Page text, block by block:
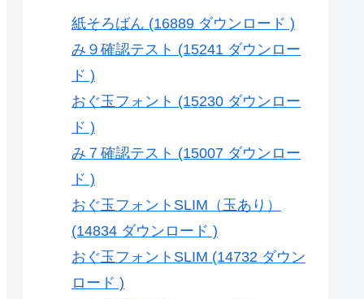
紙そろばん (16889 ダウンロード )
み９確認テスト (15241 ダウンロー
ド )
おぐ玉フォント (15230 ダウンロー
ド )
み７確認テスト (15007 ダウンロー
ド )
おぐ玉フォントSLIM（玉あり）
(14834 ダウンロード )
おぐ玉フォントSLIM (14732 ダウン
ロード )